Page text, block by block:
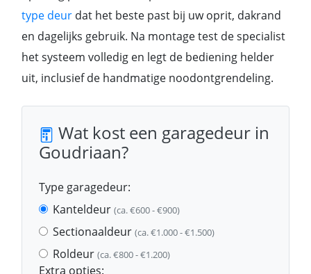
type deur dat het beste past bij uw oprit, dakrand
en dagelijks gebruik. Na montage test de specialist
het systeem volledig en legt de bediening helder
uit, inclusief de handmatige noodontgrendeling.
Wat kost een garagedeur in
Goudriaan?
Type garagedeur:
Kanteldeur (ca. €600 - €900)
Sectionaaldeur (ca. €1.000 - €1.500)
Roldeur (ca. €800 - €1.200)
Extra opties: